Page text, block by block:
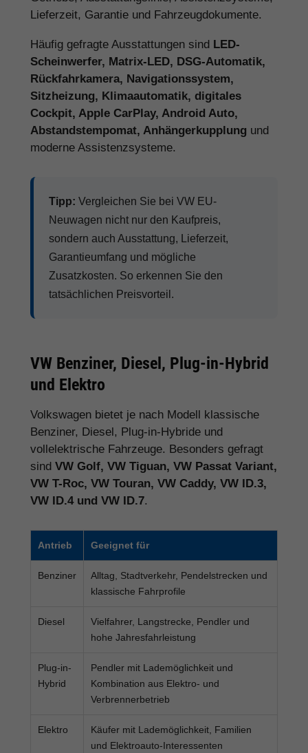
Lieferzeit, Garantie und Fahrzeugdokumente.
Häufig gefragte Ausstattungen sind LED-
Scheinwerfer, Matrix-LED, DSG-Automatik,
Rückfahrkamera, Navigationssystem,
Sitzheizung, Klimaautomatik, digitales
Cockpit, Apple CarPlay, Android Auto,
Abstandstempomat, Anhängerkupplung und
moderne Assistenzsysteme.
Tipp: Vergleichen Sie bei VW EU-
Neuwagen nicht nur den Kaufpreis,
sondern auch Ausstattung, Lieferzeit,
Garantieumfang und mögliche
Zusatzkosten. So erkennen Sie den
tatsächlichen Preisvorteil.
VW Benziner, Diesel, Plug-in-Hybrid
und Elektro
Volkswagen bietet je nach Modell klassische
Benziner, Diesel, Plug-in-Hybride und
vollelektrische Fahrzeuge. Besonders gefragt
sind VW Golf, VW Tiguan, VW Passat Variant,
VW T-Roc, VW Touran, VW Caddy, VW ID.3,
VW ID.4 und VW ID.7.
Antrieb Geeignet für
Benziner
Alltag, Stadtverkehr, Pendelstrecken und
klassische Fahrprofile
Diesel
Vielfahrer, Langstrecke, Pendler und
hohe Jahresfahrleistung
Plug-in-
Hybrid
Pendler mit Lademöglichkeit und
Kombination aus Elektro- und
Verbrennerbetrieb
Elektro
Käufer mit Lademöglichkeit, Familien
und Elektroauto-Interessenten